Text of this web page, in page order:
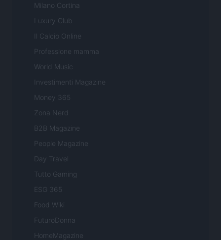
Milano Cortina
Luxury Club
Il Calcio Online
Professione mamma
World Music
Investimenti Magazine
Money 365
Zona Nerd
B2B Magazine
People Magazine
Day Travel
Tutto Gaming
ESG 365
Food Wiki
FuturoDonna
HomeMagazine